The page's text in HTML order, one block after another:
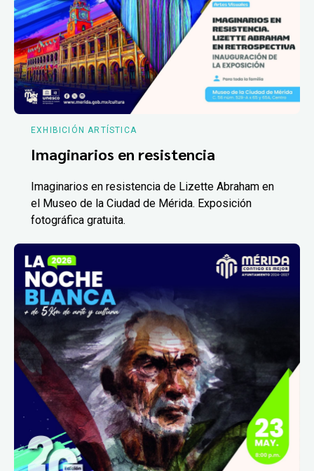
EXHIBICIÓN ARTÍSTICA
Imaginarios en resistencia
Imaginarios en resistencia de Lizette Abraham en
el Museo de la Ciudad de Mérida. Exposición
fotográfica gratuita.